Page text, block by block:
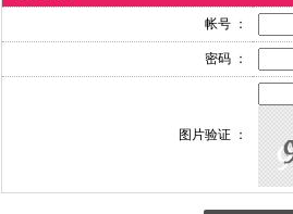
帐号 ：
密码 ：
图片验证 ：